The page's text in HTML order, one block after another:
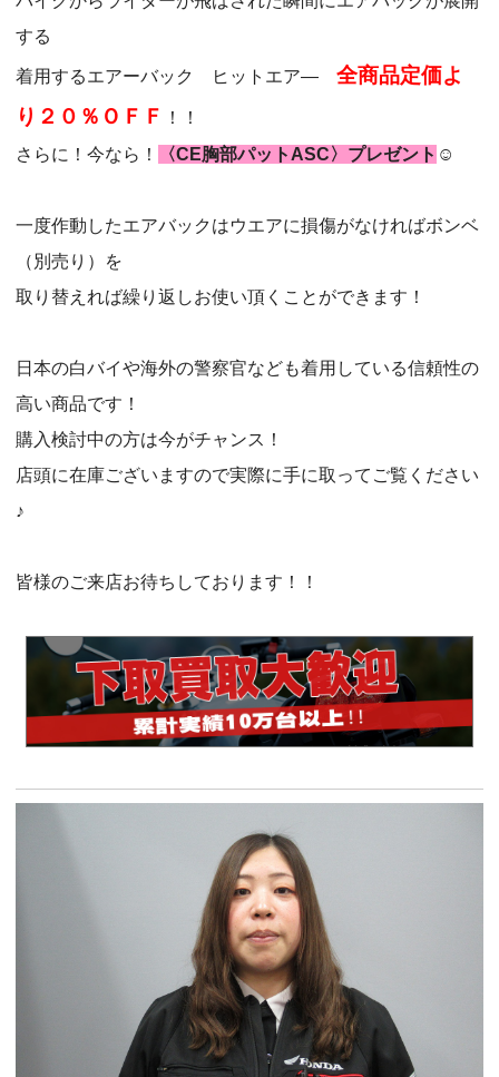
する
着用するエアーバック ヒットエア― 全商品定価よ
り２０％ＯＦＦ
！！
さらに！今なら！
〈CE胸部パットASC〉 プレゼント ☺
一度作動したエアバックはウエアに損傷がなければボンベ
（別売り）を
取り替えれば繰り返しお使い頂くことができます！
日本の白バイや海外の警察官なども着用している信頼性の
高い商品です！
購入検討中の方は今がチャンス！
店頭に在庫ございますので実際に手に取ってご覧ください
♪
皆様のご来店お待ちしております！！